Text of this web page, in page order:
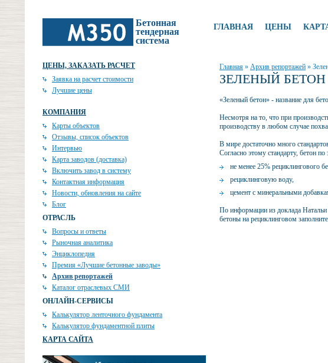
ГЛАВНАЯ ЦЕНЫ
Бетонная
тендерная
система
ЦЕНЫ, ЗАКАЗАТЬ РАСЧЕТ
Заявка на расчет стоимости
Лучшие цены
КОМПАНИЯ
Карты объектов
Отзывы, список объектов
Интервью
Карта заводов (доставка)
Включить завод в систему
Контактная информация
Новости, обновления на сайте
Блог
ОТРАСЛЬ
Вопросы и ответы
Рыночная аналитика
Энциклопедия
Премия «Лучшие бетонные заводы»
Архив репортажей
Каталог отраслевых СМИ
ОНЛАЙН-СЕРВИСЫ
Калькулятор ленточного фундамента
Калькулятор фундаментной плиты
КАРТА САЙТА
Главная » Архив репортажей »
ЗЕЛЕНЫЙ БЕТОН
«Зеленый бетон» - название для
Несмотря на то, что при
производству в любом случае
В мире достаточно много
Согласно этому стандарту, бетон
не менее 25% рециклингового
рециклинговую воду,
цемент с минеральными
По информации из доклада
бетоны на рециклинговом